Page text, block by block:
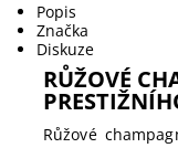
Popis
Značka
Diskuze
RŮŽOVÉ
Růžové